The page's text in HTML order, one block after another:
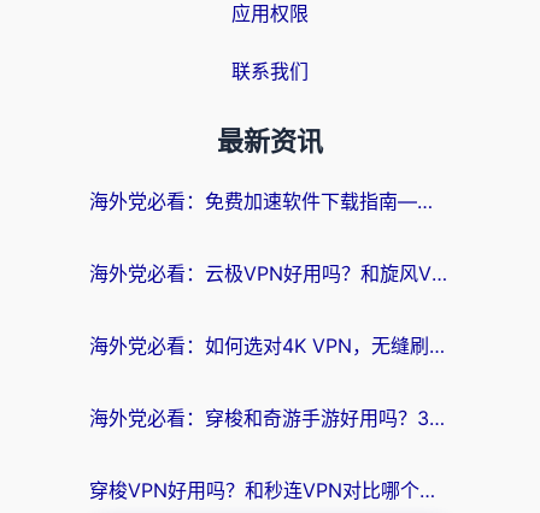
应用权限
联系我们
最新资讯
海外党必看：免费加速软件下载指南——无缝访问国内资源的正确打开方式
海外党必看：云极VPN好用吗？和旋风VPN对比哪个回国效果更好？附真实体验+选择攻略
海外党必看：如何选对4K VPN，无缝刷国内剧听网易云？
海外党必看：穿梭和奇游手游好用吗？3步选对回国加速器，流畅看CCTV5海外直播
穿梭VPN好用吗？和秒连VPN对比哪个回国效果更好？海外党亲测实用指南